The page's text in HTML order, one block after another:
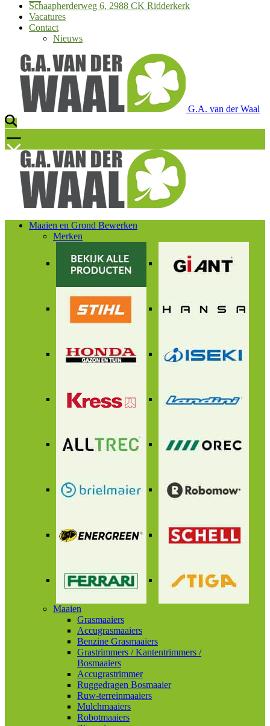
Schaapherderweg 6, 2988 CK Ridderkerk
Vacatures
Contact
Nieuws
G.A. van der Waal
Maaien en Grond Bewerken
Merken
Maaien
Grasmaaiers
Accugrasmaaiers
Benzine Grasmaaiers
Grastrimmers / Kantentrimmers /
Bosmaaiers
Accugrastrimmer
Ruggedragen Bosmaaier
Ruw-terreinmaaiers
Mulchmaaiers
Robotmaaiers